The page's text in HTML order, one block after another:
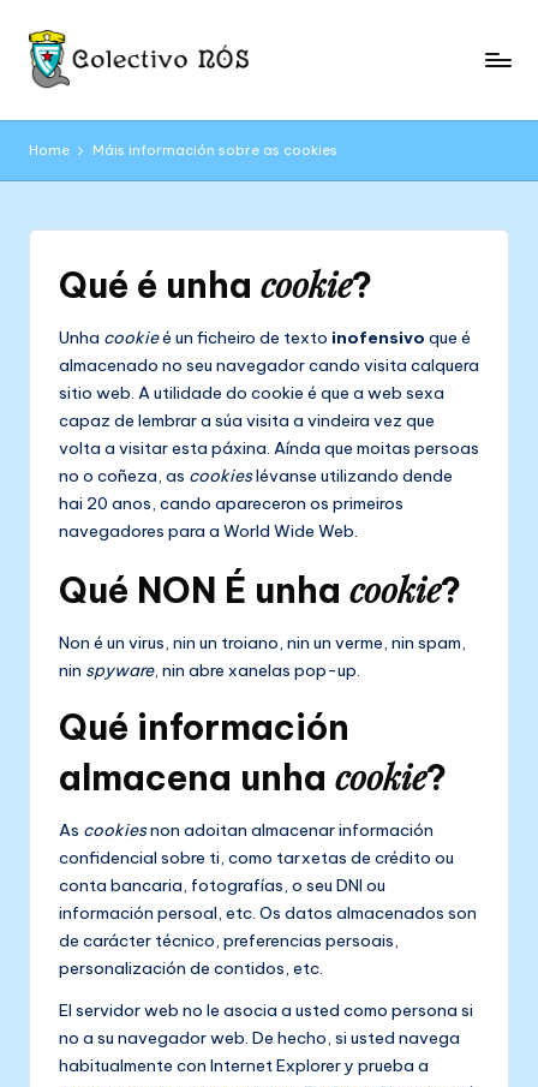
Skip
o
l
e
oficial
Home Máis información sobre as cookies
Qué é unha cookie?
Unha cookieé un ficheiro de texto inofensivo que é
almacenado no seu navegador cando visita calquera
sitio web. A utilidade do cookie é que a web sexa
capaz de lembrar a súa visita a vindeira vez que
volta a visitar esta páxina. Aínda que moitas persoas
no o coñeza, as cookieslévanse utilizando dende
hai 20 anos, cando apareceron os primeiros
navegadores para a World Wide Web.
Qué NON É unha cookie?
Non é un virus, nin un troiano, nin un verme, nin spam,
nin spyware, nin abre xanelas pop-up.
Qué información
almacena unha cookie?
As cookiesnon adoitan almacenar información
confidencial sobre ti, como tarxetas de crédito ou
conta bancaria, fotografías, o seu DNI ou
información persoal, etc. Os datos almacenados son
de carácter técnico, preferencias persoais,
personalización de contidos, etc.
El servidor web no le asocia a usted como persona si
no a su navegador web. De hecho, si usted navega
habitualmente con Internet Explorer y prueba a